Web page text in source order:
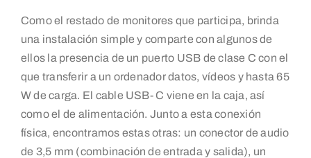
Como el restado de monitores que participa, brinda
una instalación simple y comparte con algunos de
ellos la presencia de un puerto USB de clase C con el
que transferir a un ordenador datos, vídeos y hasta 65
W de carga. El cable USB- C viene en la caja, así
como el de alimentación. Junto a esta conexión
física, encontramos estas otras: un conector de audio
de 3,5 mm (combinación de entrada y salida), un